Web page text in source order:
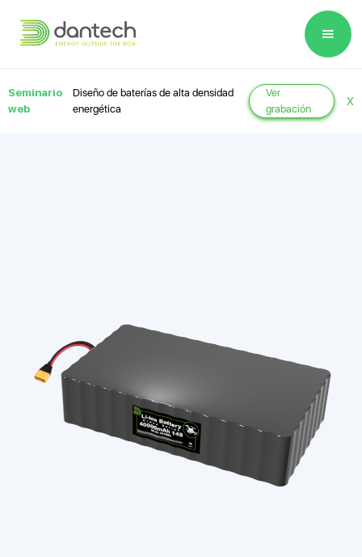
note:
website
includes
Seminario
web
Diseño de baterías de alta densidad
energética
Ver
grabación
X